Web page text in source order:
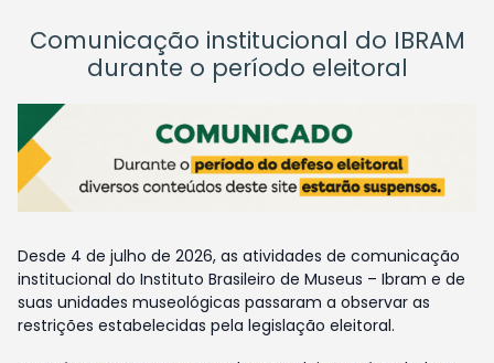
Comunicação institucional do IBRAM
durante o período eleitoral
Desde 4 de julho de 2026, as atividades de comunicação
institucional do Instituto Brasileiro de Museus – Ibram e de
suas unidades museológicas passaram a observar as
restrições estabelecidas pela legislação eleitoral.